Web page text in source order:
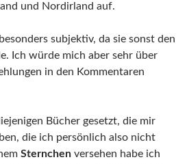
und Nordirland auf.
subjektiv, da sie sonst den
Ich würde mich aber sehr über
in den Kommentaren
Bücher gesetzt, die mir
die ich persönlich also nicht
Sternchen versehen habe ich